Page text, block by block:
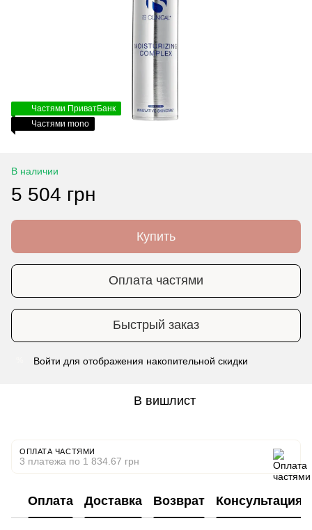
Частями ПриватБанк
Частями mono
В наличии
5 504 грн
Купить
Оплата частями
Быстрый заказ
Войти для отображения накопительной скидки
В вишлист
ОПЛАТА ЧАСТЯМИ
3 платежа по 1 834.67 грн
Оплата Доставка Возврат Консультация